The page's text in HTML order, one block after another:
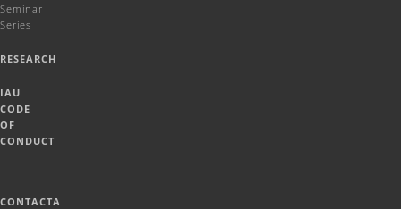
Seminar
Series
RESEARCH
IAU
CODE
OF
CONDUCT
CONTACTA